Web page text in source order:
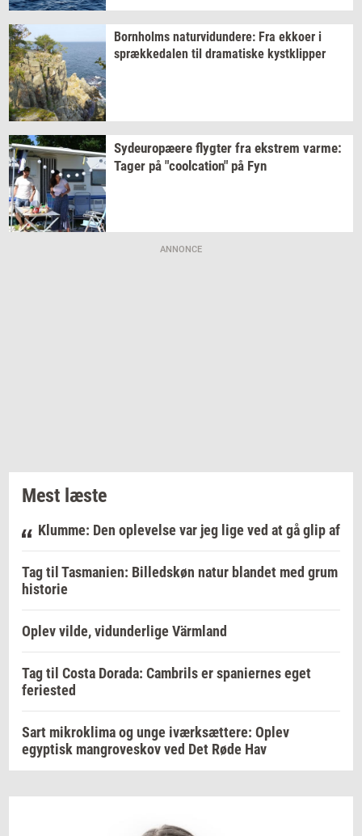
Born­holms na­tur­vi­dun­de­re: Fra ek­ko­er i
spræk­ke­da­len til dra­ma­ti­ske kyst­klip­per
Sy­d­eu­ro­pæ­e­re flyg­ter fra ek­strem varme:
Tager på "coolca­tion" på Fyn
ANNONCE
Mest læste
Klumme: Den oplevelse var jeg lige ved at gå glip af
Tag til Tasmanien: Billedskøn natur blandet med grum
historie
Oplev vilde, vidunderlige Värmland
Tag til Costa Dorada: Cambrils er spaniernes eget
feriested
Sart mikroklima og unge iværksættere: Oplev
egyptisk mangroveskov ved Det Røde Hav